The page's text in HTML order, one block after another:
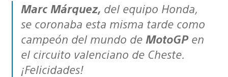
Marc Márquez, del equipo Honda,
se coronaba esta misma tarde como
campeón del mundo de MotoGPen
el circuito valenciano de Cheste.
¡Felicidades!